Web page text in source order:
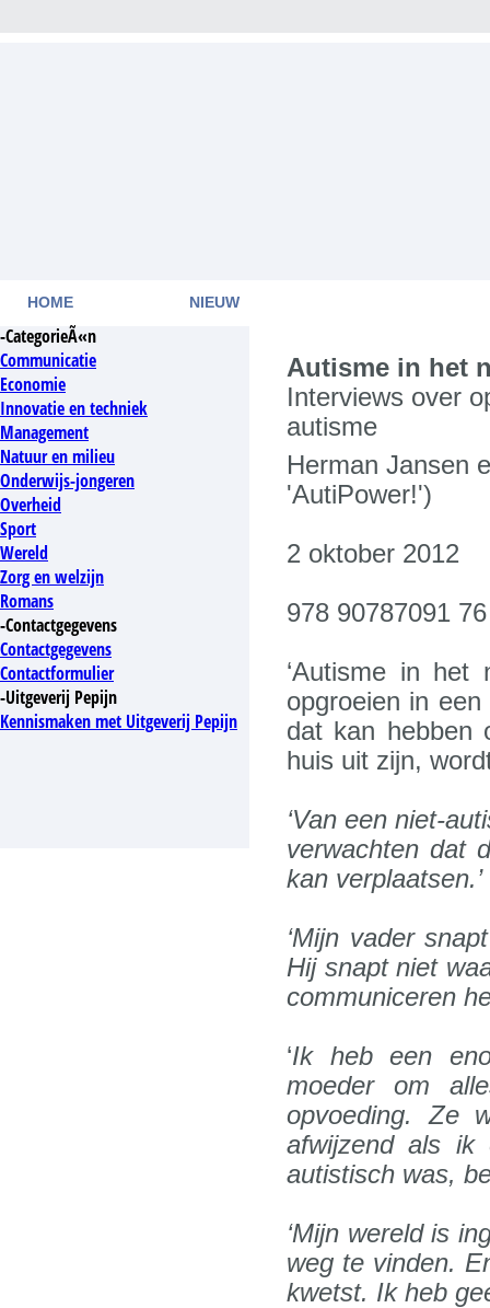
HOME NIEUW
-CategorieÃ«n
Communicatie
Economie
Innovatie en techniek
Management
Natuur en milieu
Onderwijs-jongeren
Overheid
Sport
Wereld
Zorg en welzijn
Romans
-Contactgegevens
Contactgegevens
Contactformulier
-Uitgeverij Pepijn
Kennismaken met Uitgeverij Pepijn
Autisme in het
Interviews over
autisme
Herman Jansen
'AutiPower!')
2 oktober 2012
978 90787091 76
‘Autisme in het
opgroeien in
dat kan hebben
huis uit zijn,
‘Van een niet-
verwachten dat
kan verplaatsen.’
‘Mijn vader
Hij snapt niet
communiceren
‘Ik heb een
moeder om
opvoeding. Ze
afwijzend als ik
autistisch was,
‘Mijn wereld is
weg te vinden.
kwetst. Ik heb